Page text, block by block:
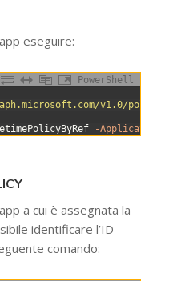
eseguire:
PowerShell
v1.0/
-ApplicationId
a cui è assegnata la
identificare l’ID
comando: